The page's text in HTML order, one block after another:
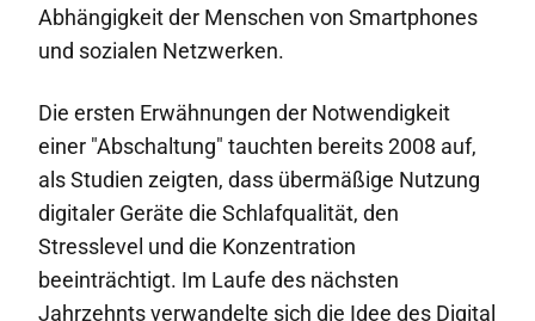
Abhängigkeit der Menschen von Smartphones
und sozialen Netzwerken.
Die ersten Erwähnungen der Notwendigkeit
einer "Abschaltung" tauchten bereits 2008 auf,
als Studien zeigten, dass übermäßige Nutzung
digitaler Geräte die Schlafqualität, den
Stresslevel und die Konzentration
beeinträchtigt. Im Laufe des nächsten
Jahrzehnts verwandelte sich die Idee des Digital